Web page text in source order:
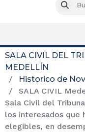
SALA CIVIL DEL
MEDELLÍN
Historico de
SALA CIVIL
Sala Civil del
los interesados que
elegibles, en